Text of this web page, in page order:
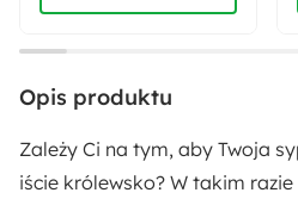
Naturalny
Rodzaj łóżka:
Podwójne
Wysokość nóżek:
Opis produktu
Zależy Ci na tym, aby Twoja
iście królewsko? W takim